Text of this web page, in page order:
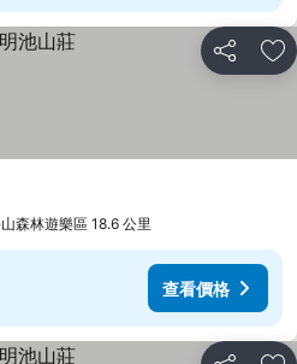
分享 加
看價格
森林遊樂區 18.6 公里
查看價格